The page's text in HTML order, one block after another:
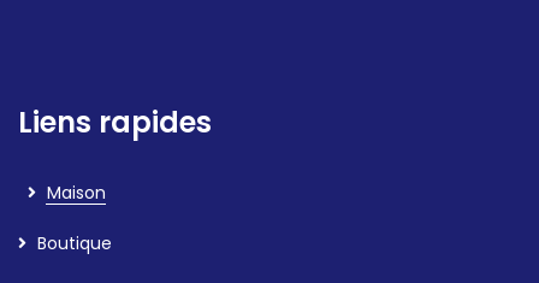
Liens rapides
Maison
Boutique